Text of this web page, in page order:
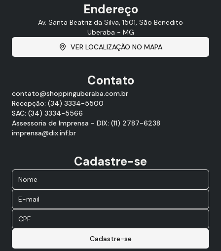
Endereço
Av. Santa Beatriz da Silva, 1501, São Benedito
Uberaba - MG
VER LOCALIZAÇÃO NO MAPA
Contato
contato@shoppinguberaba.com.br
Recepção: (34) 3334-5500
SAC: (34) 3334-5566
Assessoria de Imprensa - DIX: (11) 2787-6238
imprensa@dix.inf.br
Cadastre-se
Cadastre-se